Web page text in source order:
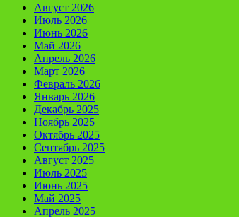
Август 2026
Июль 2026
Июнь 2026
Май 2026
Апрель 2026
Март 2026
Февраль 2026
Январь 2026
Декабрь 2025
Ноябрь 2025
Октябрь 2025
Сентябрь 2025
Август 2025
Июль 2025
Июнь 2025
Май 2025
Апрель 2025